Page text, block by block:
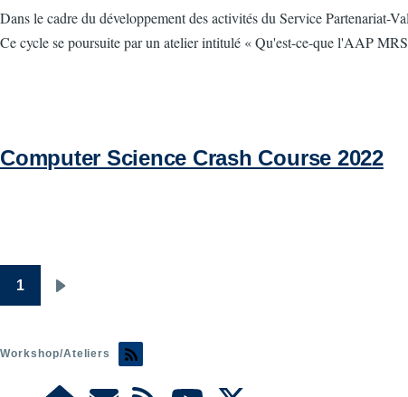
Dans le cadre du développement des activités du Service Partenariat-
Ce cycle se poursuite par un atelier intitulé « Qu'est-ce-que l'AAP
Computer Science Crash Course 2022
Pagination
1
Workshop/Ateliers